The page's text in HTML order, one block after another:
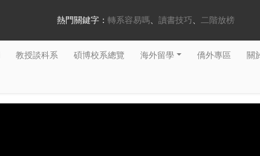
熱門關鍵字： 轉系容易嗎 讀書技巧 二階放榜
教授談科系 碩博校系總覽 海外留學 僑外專區 關